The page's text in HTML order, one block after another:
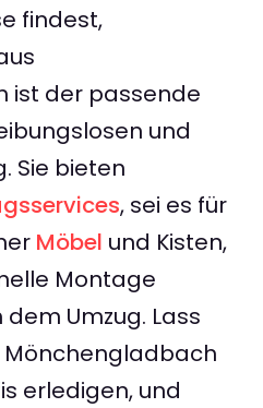
findest,
ist der passende
und
Sie bieten
, sei es für
Möbel und Kisten,
Montage
Umzug. Lass
Mönchengladbach
erledigen, und